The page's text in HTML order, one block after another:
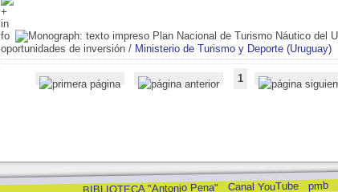
Plan Nacional de Turismo Náutico del
oportunidades de inversión / Ministerio de Turismo y Deporte (Uruguay)
1
BIBLIOTECA "Antonio Pena" Canal YouTube pmb